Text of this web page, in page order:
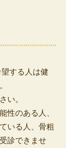
する人は健
い。
性のある人、
いる人、骨粗
診できませ